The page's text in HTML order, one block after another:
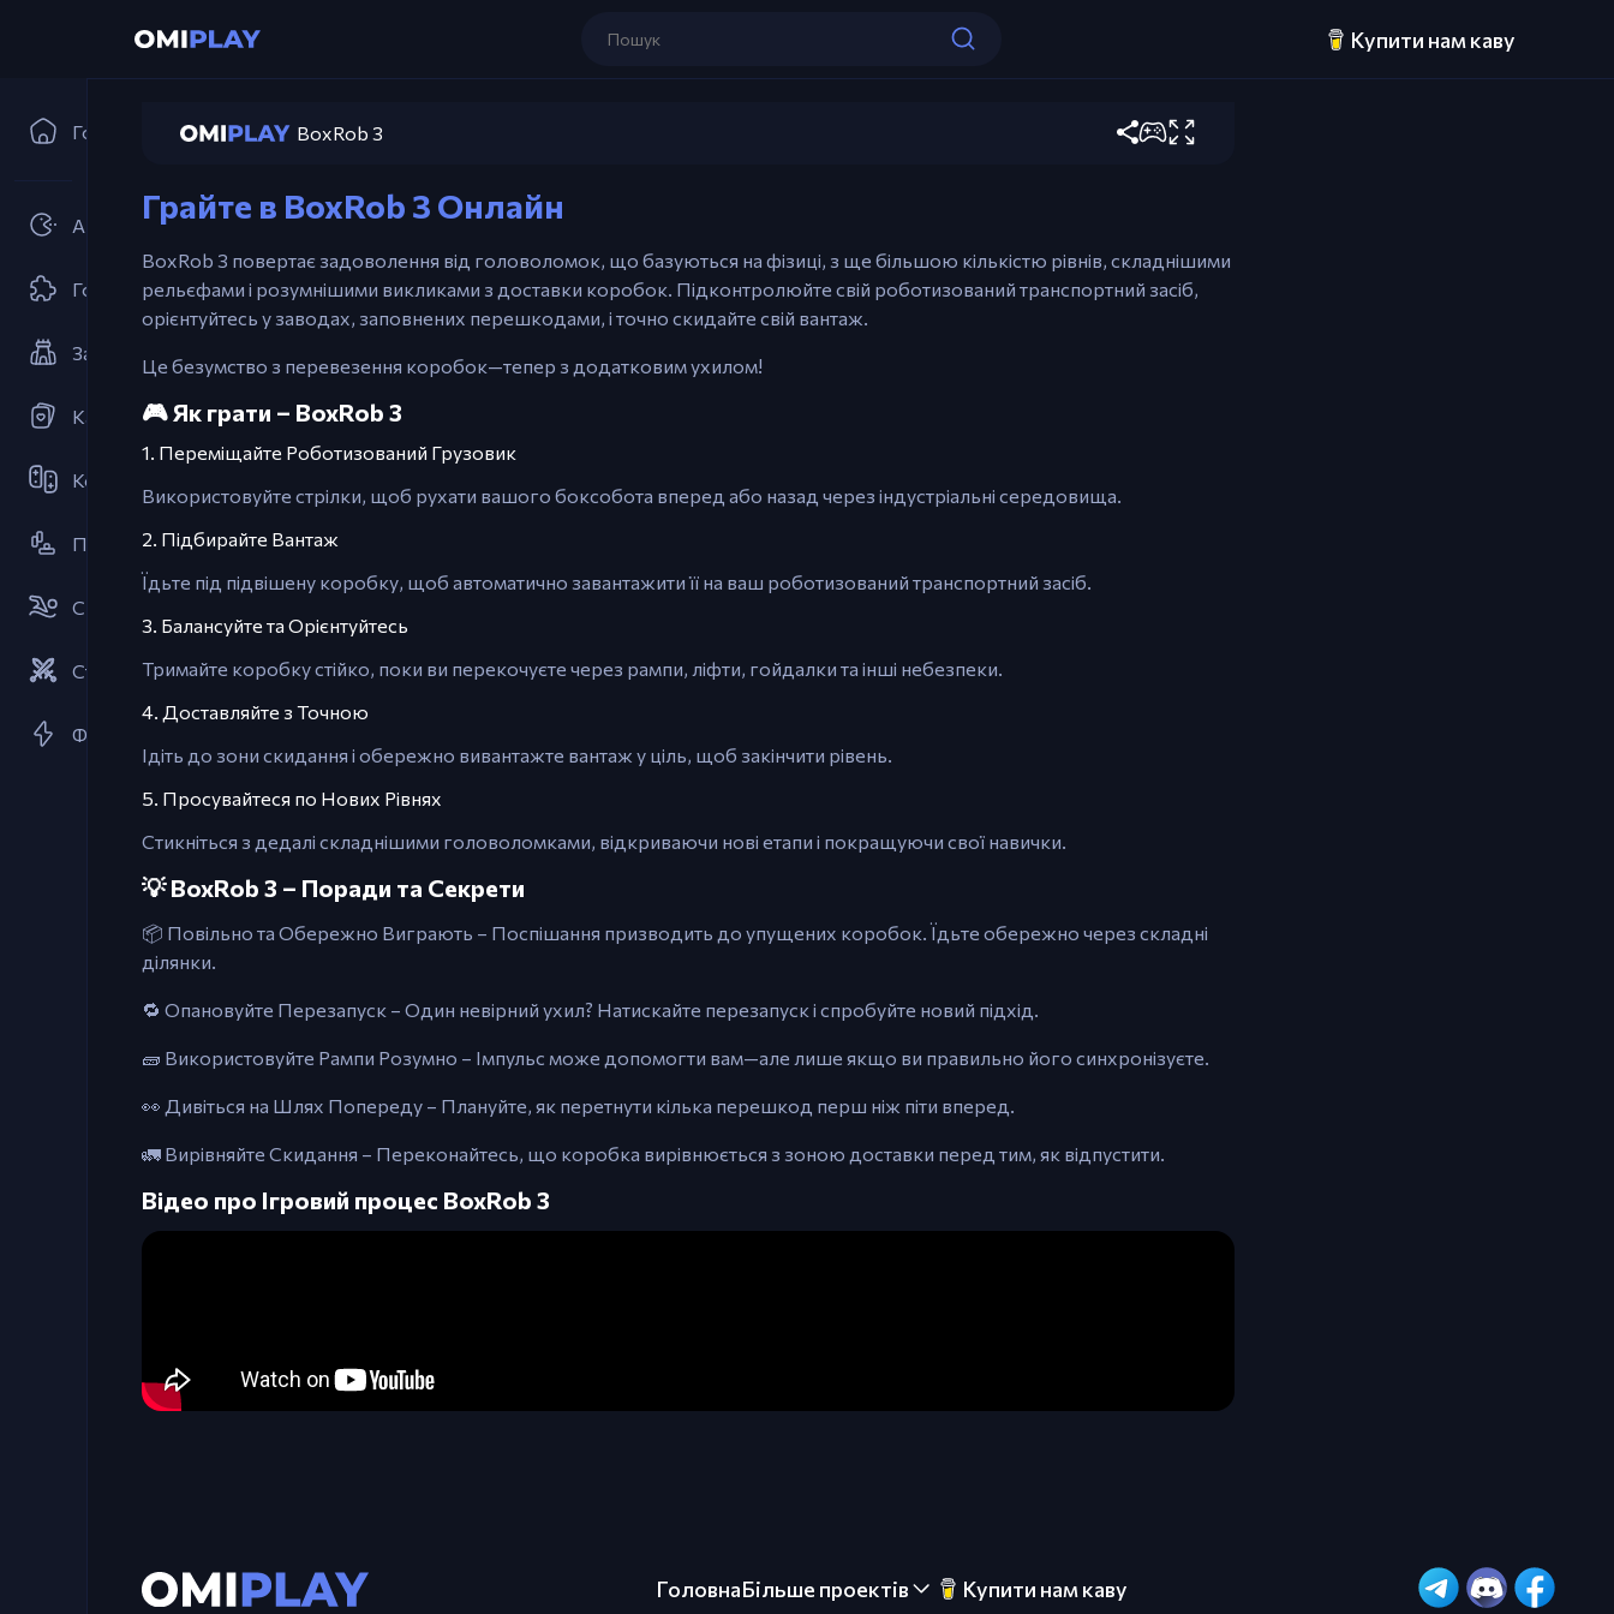
Купити нам каву
Головна
Аркади
Головоломки
Захист Вежі
Карткові Ігри
Кооперативні
Платформери
Спорт
Стратегії
Флеш-ігри
BoxRob 3
Стрілки – Рухайтеся вперед/назад
Стрілка вгору – Залазьте на підйоми або
Миша – Орієнтуйтесь в меню
Грайте в BoxRob 3 Онлайн
BoxRob 3 повертає задоволення від головоломок, що базуються на фізиці, з ще більшою кількістю рівнів, складнішими
рельєфами і розумнішими викликами з доставки коробок. Підконтролюйте свій роботизований транспортний засіб,
орієнтуйтесь у заводах, заповнених перешкодами, і точно скидайте свій вантаж.
Це безумство з перевезення коробок—тепер з додатковим ухилом!
🎮 Як грати – BoxRob 3
1. Переміщайте Роботизований Грузовик
Використовуйте стрілки, щоб рухати вашого боксобота вперед або назад через індустріальні середовища.
2. Підбирайте Вантаж
Їдьте під підвішену коробку, щоб автоматично завантажити її на ваш роботизований транспортний засіб.
3. Балансуйте та Орієнтуйтесь
Тримайте коробку стійко, поки ви перекочуєте через рампи, ліфти, гойдалки та інші небезпеки.
4. Доставляйте з Точною
Ідіть до зони скидання і обережно вивантажте вантаж у ціль, щоб закінчити рівень.
5. Просувайтеся по Нових Рівнях
Стикніться з дедалі складнішими головоломками, відкриваючи нові етапи і покращуючи свої навички.
💡 BoxRob 3 – Поради та Секрети
📦 Повільно та Обережно Виграють – Поспішання призводить до упущених коробок. Їдьте обережно через складні
ділянки.
🔁 Опановуйте Перезапуск – Один невірний ухил? Натискайте перезапуск і спробуйте новий підхід.
🧱 Використовуйте Рампи Розумно – Імпульс може допомогти вам—але лише якщо ви правильно його синхронізуєте.
👀 Дивіться на Шлях Попереду – Плануйте, як перетнути кілька перешкод перш ніж піти вперед.
🚛 Вирівняйте Скидання – Переконайтесь, що коробка вирівнюється з зоною доставки перед тим, як відпустити.
Відео про Ігровий процес BoxRob 3
ГоловнаБільше проектів Купити нам каву